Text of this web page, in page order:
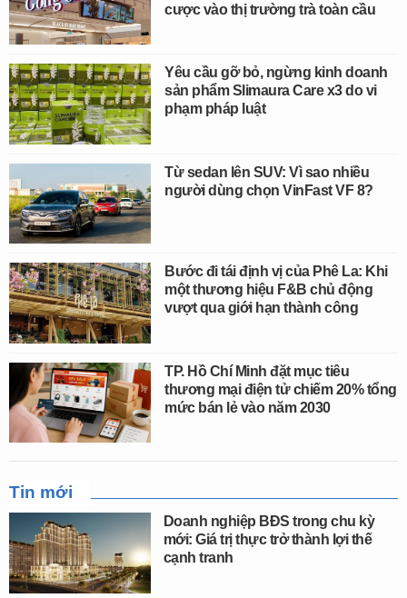
cược vào thị trường trà toàn cầu
Yêu cầu gỡ bỏ, ngừng kinh doanh
sản phẩm Slimaura Care x3 do vi
phạm pháp luật
Từ sedan lên SUV: Vì sao nhiều
người dùng chọn VinFast VF 8?
Bước đi tái định vị của Phê La: Khi
một thương hiệu F&B chủ động
vượt qua giới hạn thành công
TP. Hồ Chí Minh đặt mục tiêu
thương mại điện tử chiếm 20% tổng
mức bán lẻ vào năm 2030
Tin mới
Doanh nghiệp BĐS trong chu kỳ
mới: Giá trị thực trở thành lợi thế
cạnh tranh